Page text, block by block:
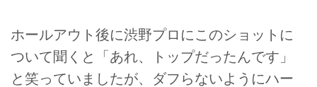
ホールアウト後に渋野プロにこのショットに
ついて聞くと「あれ、トップだったんです」
と笑っていましたが、ダフらないようにハー